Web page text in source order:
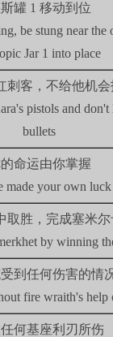
罐 1 移动到位
be stung near the
Jar 1 into place
刺客，不给他机
pistols and
bullets
命运由你掌握
made your own luck
取胜，完成塞米
by winning
到任何伤害的情
fire wraith's help
何基座利刃所伤